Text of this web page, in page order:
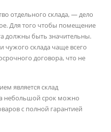
отдельного склада, — дело
Для того чтобы помещение
должны быть значительны.
чужого склада чаще всего
договора, что не
является склад
небольшой срок можно
с полной гарантией